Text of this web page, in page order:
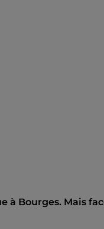
à Bourges. Mais